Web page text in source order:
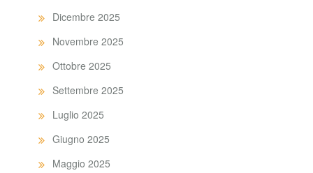
Dicembre 2025
Novembre 2025
Ottobre 2025
Settembre 2025
Luglio 2025
Giugno 2025
Maggio 2025